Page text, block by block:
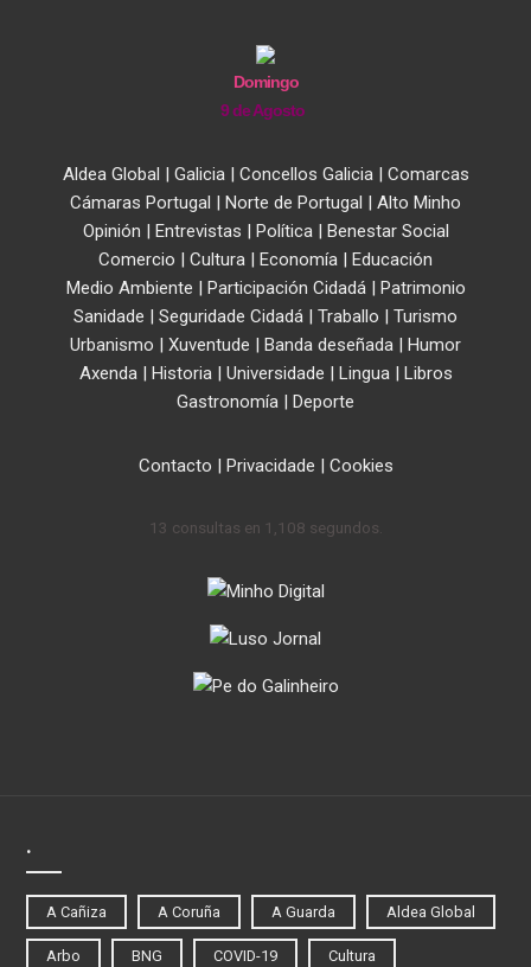
Domingo
9 de Agosto
Aldea Global | Galicia| Concellos Galicia| Comarcas
Cámaras Portugal | Norte de Portugal | Alto Minho
Opinión | Entrevistas | Política| Benestar Social
Comercio | Cultura | Economía | Educación
Medio Ambiente | Participación Cidadá| Patrimonio
Sanidade | Seguridade Cidadá | Traballo | Turismo
Urbanismo | Xuventude | Banda deseñada | Humor
Axenda| Historia| Universidade | Lingua| Libros
Gastronomía | Deporte
Contacto | Privacidade | Cookies
13 consultas en 1,108 segundos.
.
A Cañiza A Coruña A Guarda Aldea Global
Arbo BNG COVID-19 Cultura